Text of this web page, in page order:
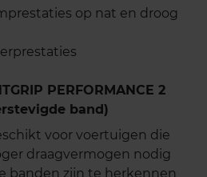
op nat en droog
PERFORMANCE 2
band)
voor voertuigen die
draagvermogen nodig
banden zijn te herkennen